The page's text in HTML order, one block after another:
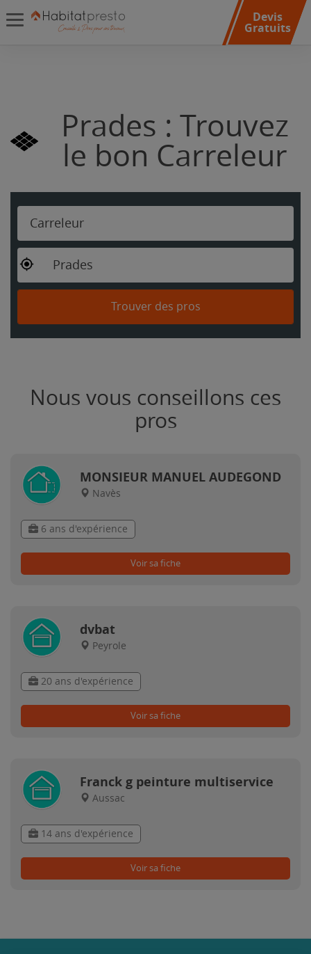
Devis
Gratuits
Prades : Trouvez
le bon Carreleur
Carreleur
Prades
Trouver des pros
Nous vous conseillons ces
pros
MONSIEUR MANUEL AUDEGOND
Navès
6 ans d'expérience
Voir sa fiche
dvbat
Peyrole
20 ans d'expérience
Voir sa fiche
Franck g peinture multiservice
Aussac
14 ans d'expérience
Voir sa fiche